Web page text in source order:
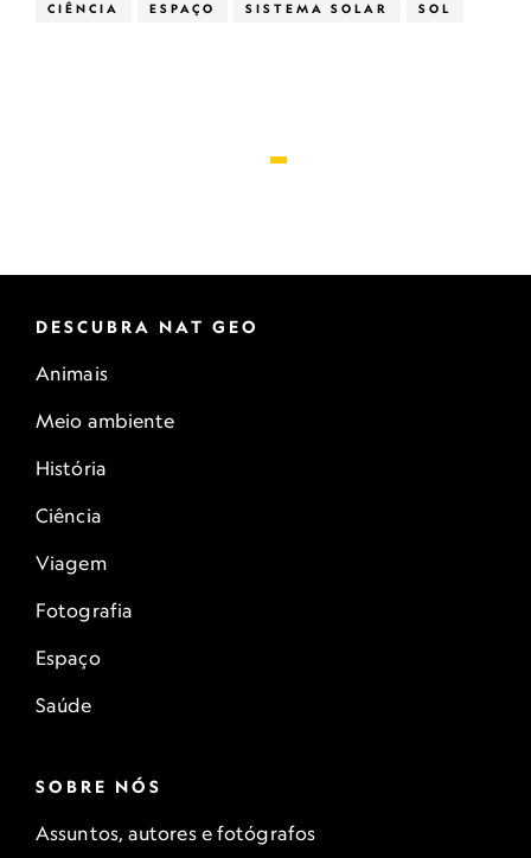
CIÊNCIA ESPAÇO SISTEMA SOLAR SOL
DESCUBRA NAT GEO
Animais
Meio ambiente
História
Ciência
Viagem
Fotografia
Espaço
Saúde
SOBRE NÓS
Assuntos, autores e fotógrafos